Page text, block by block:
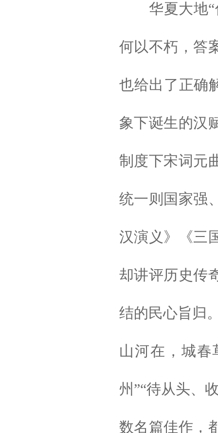
华夏大地“
何以不朽，答
也给出了正确
象下诞生的汉
制度下宋词元
统一则国家强
汉演义》《三
却讲评历史传
结的民心旨归
山河在，城春
州”“待从头、
数名篇佳作，